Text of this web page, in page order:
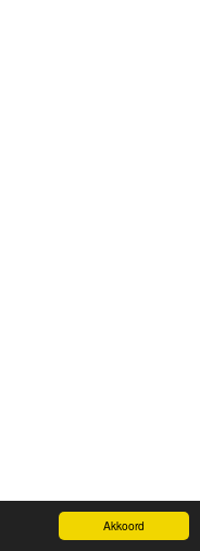
Akkoord